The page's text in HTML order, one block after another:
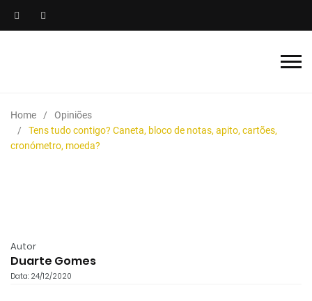
Home
Opiniões
Tens tudo contigo? Caneta, bloco de notas, apito, cartões,
cronómetro, moeda?
Autor
Duarte Gomes
Data: 24/12/2020